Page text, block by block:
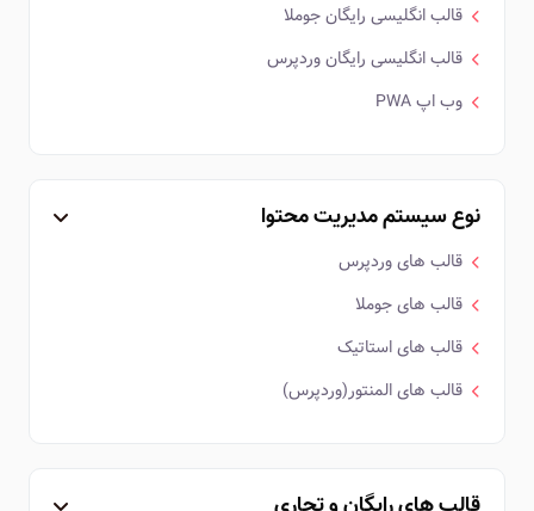
قالب انگلیسی رایگان جوملا
قالب انگلیسی رایگان وردپرس
وب اپ PWA
نوع سیستم مدیریت محتوا
قالب های وردپرس
قالب های جوملا
قالب های استاتیک
قالب های المنتور(وردپرس)